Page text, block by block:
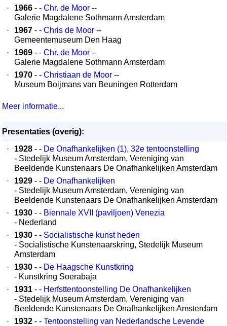
·
1966 - - Chr. de Moor --
Galerie Magdalene Sothmann Amsterdam
·
1967 - - Chris de Moor --
Gemeentemuseum Den Haag
·
1969 - - Chr. de Moor --
Galerie Magdalene Sothmann Amsterdam
·
1970 - - Christiaan de Moor --
Museum Boijmans van Beuningen Rotterdam
Meer informatie...
Presentaties (overig):
·
1928 - - De Onafhankelijken (1), 32e tentoonstelling
- Stedelijk Museum Amsterdam, Vereniging van
Beeldende Kunstenaars De Onafhankelijken Amsterdam
·
1929 - - De Onafhankelijken
- Stedelijk Museum Amsterdam, Vereniging van
Beeldende Kunstenaars De Onafhankelijken Amsterdam
·
1930 - - Biennale XVII (paviljoen) Venezia
- Nederland
·
1930 - - Socialistische kunst heden
- Socialistische Kunstenaarskring, Stedelijk Museum
Amsterdam
·
1930 - - De Haagsche Kunstkring
- Kunstkring Soerabaja
·
1931 - - Herfsttentoonstelling De Onafhankelijken
- Stedelijk Museum Amsterdam, Vereniging van
Beeldende Kunstenaars De Onafhankelijken Amsterdam
·
1932 - - Tentoonstelling van Nederlandsche Levende